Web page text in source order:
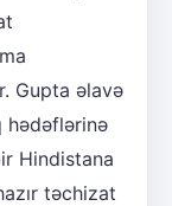
Gupta əlavə
hədəflərinə
Hindistana
təchizat